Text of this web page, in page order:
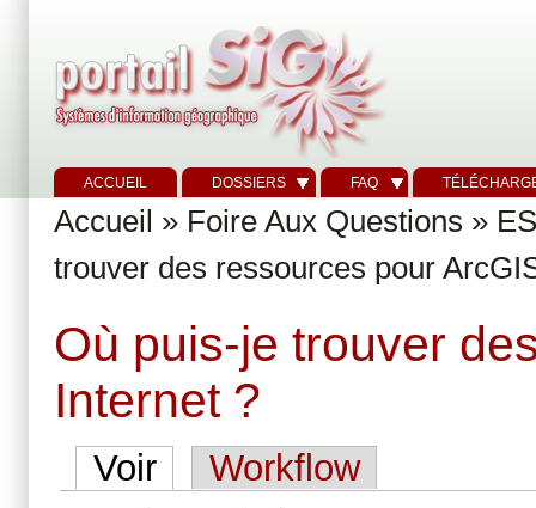
ACCUEIL DOSSIERS FAQ
Accueil » Foire Aux Questions »
trouver des ressources pour
Où puis-je trouver
Internet ?
Voir Workflow